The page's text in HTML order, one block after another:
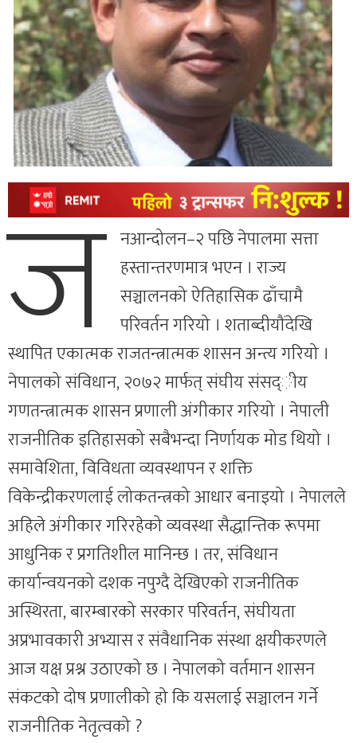
ज नआन्दोलन–२ पछि नेपालमा सत्ता
हस्तान्तरणमात्र भएन । राज्य
सञ्चालनको ऐतिहासिक ढाँचामै
परिवर्तन गरियो । शताब्दीयौंदेखि
स्थापित एकात्मक राजतन्त्रात्मक शासन अन्त्य गरियो ।
नेपालको संविधान, २०७२ मार्फत् संघीय संसद्ीय
गणतन्त्रात्मक शासन प्रणाली अंगीकार गरियो । नेपाली
राजनीतिक इतिहासको सबैभन्दा निर्णायक मोड थियो ।
समावेशिता, विविधता व्यवस्थापन र शक्ति
विकेन्द्रीकरणलाई लोकतन्त्रको आधार बनाइयो । नेपालले
अहिले अंगीकार गरिरहेको व्यवस्था सैद्धान्तिक रूपमा
आधुनिक र प्रगतिशील मानिन्छ । तर, संविधान
कार्यान्वयनको दशक नपुग्दै देखिएको राजनीतिक
अस्थिरता, बारम्बारको सरकार परिवर्तन, संघीयता
अप्रभावकारी अभ्यास र संवैधानिक संस्था क्षयीकरणले
आज यक्ष प्रश्न उठाएको छ । नेपालको वर्तमान शासन
संकटको दोष प्रणालीको हो कि यसलाई सञ्चालन गर्ने
राजनीतिक नेतृत्वको ?